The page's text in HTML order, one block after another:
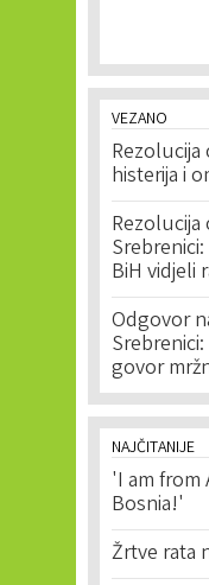
VEZANO
Rezolucija
histerija i
BiH vidjeli
Odgovor
govor
NAJČITANIJE
'I am from
Bosnia!'
Žrtve rata